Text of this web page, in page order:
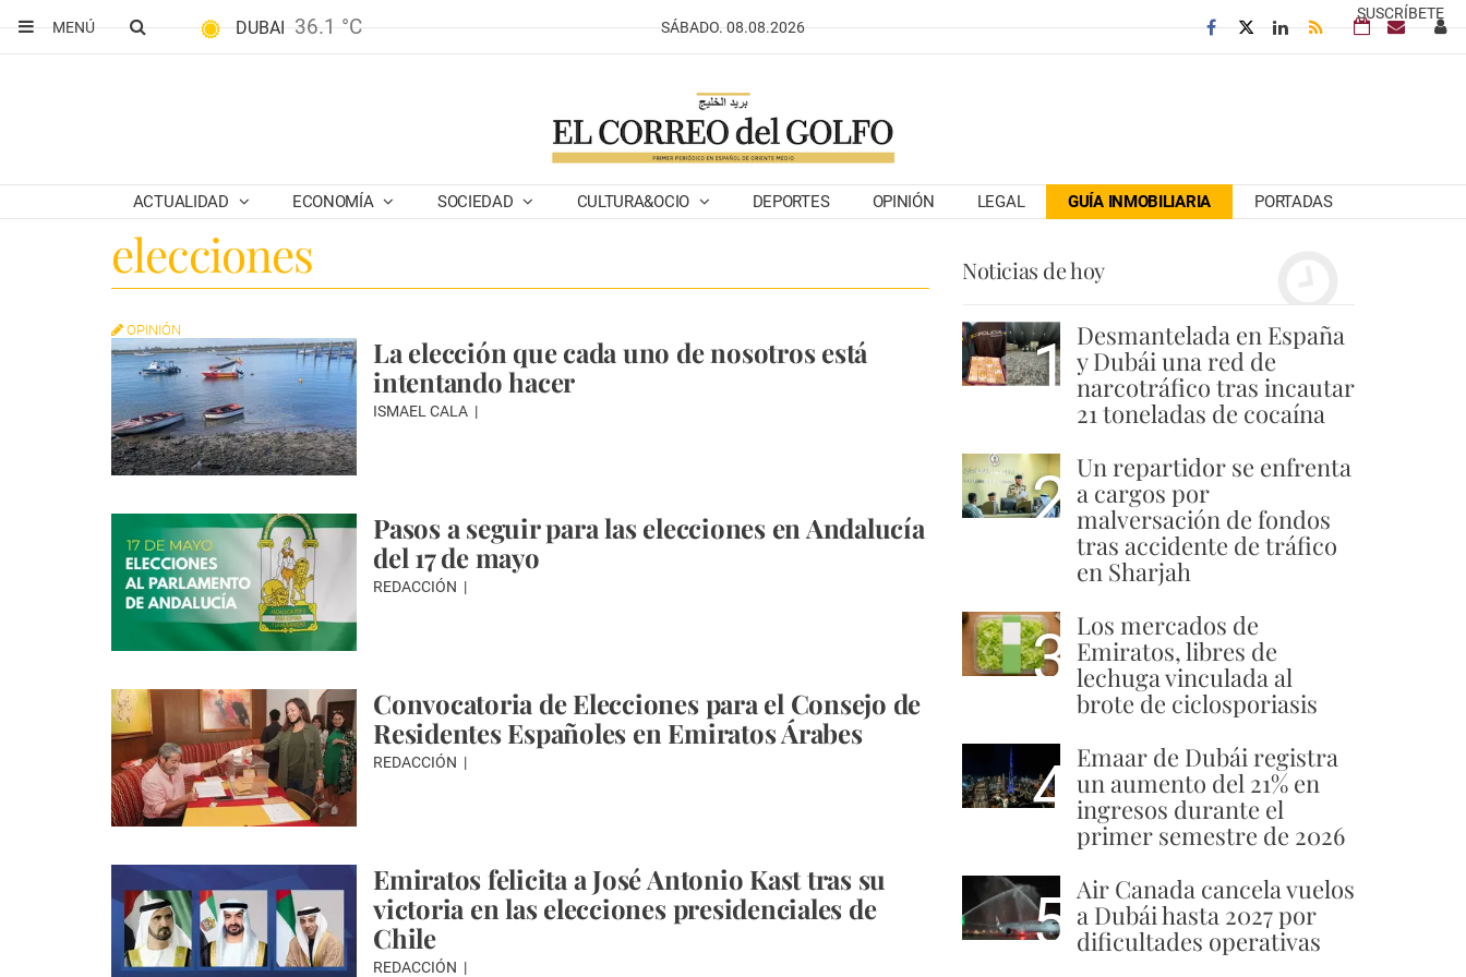
SUSCRÍBETE
MENÚ
DUBAI 36.1 °C SÁBADO. 08.08.2026
ACTUALIDAD ECONOMÍA SOCIEDAD CULTURA&OCIO DEPORTES OPINIÓN LEGAL GUÍA INMOBILIARIA PORTADAS
elecciones
OPINIÓN
La elección que cada uno de nosotros está
intentando hacer
ISMAEL CALA
Pasos a seguir para las elecciones en Andalucía
del 17 de mayo
REDACCIÓN
Convocatoria de Elecciones para el Consejo de
Residentes Españoles en Emiratos Árabes
REDACCIÓN
Emiratos felicita a José Antonio Kast tras su
victoria en las elecciones presidenciales de
Chile
REDACCIÓN
Noticias de hoy
1 Desmantelada en España
y Dubái una red de
narcotráfico tras incautar
21 toneladas de cocaína
2 Un repartidor se enfrenta
a cargos por
malversación de fondos
tras accidente de tráfico
en Sharjah
3 Los mercados de
Emiratos, libres de
lechuga vinculada al
brote de ciclosporiasis
4 Emaar de Dubái registra
un aumento del 21% en
ingresos durante el
primer semestre de 2026
5 Air Canada cancela vuelos
a Dubái hasta 2027 por
dificultades operativas